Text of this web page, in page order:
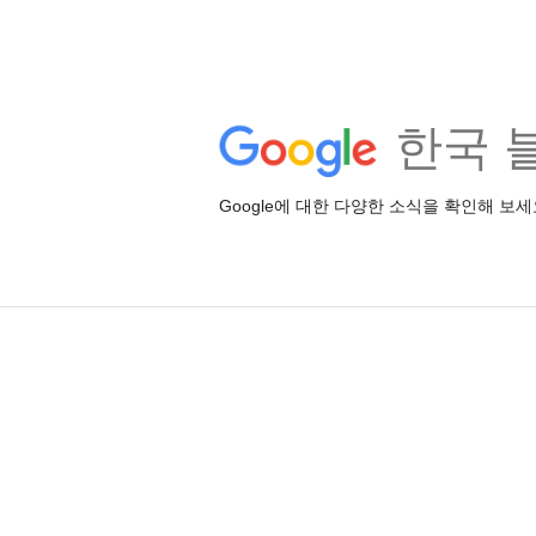
한국
Google에 대한 다양한 소식을 확인해 보세